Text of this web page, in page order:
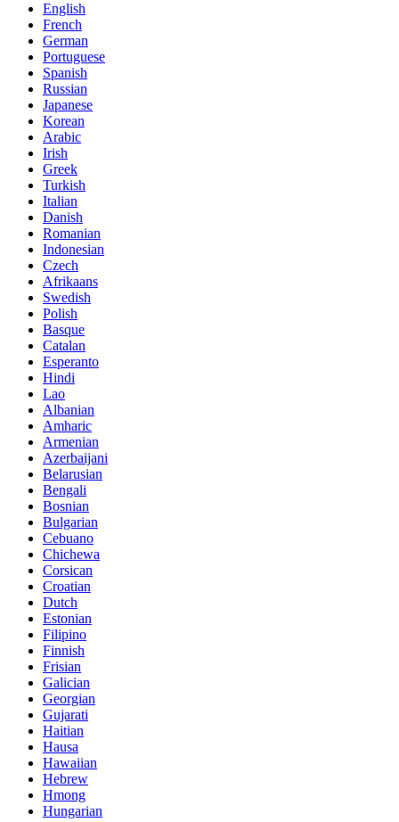
English
French
German
Portuguese
Spanish
Russian
Japanese
Korean
Arabic
Irish
Greek
Turkish
Italian
Danish
Romanian
Indonesian
Czech
Afrikaans
Swedish
Polish
Basque
Catalan
Esperanto
Hindi
Lao
Albanian
Amharic
Armenian
Azerbaijani
Belarusian
Bengali
Bosnian
Bulgarian
Cebuano
Chichewa
Corsican
Croatian
Dutch
Estonian
Filipino
Finnish
Frisian
Galician
Georgian
Gujarati
Haitian
Hausa
Hawaiian
Hebrew
Hmong
Hungarian